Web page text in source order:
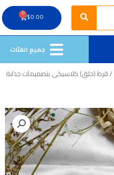
Search
$0.00
0
Cart
جميع الفئات
/ قرط (حلق) كلاسيكى بتصميمات جذابة